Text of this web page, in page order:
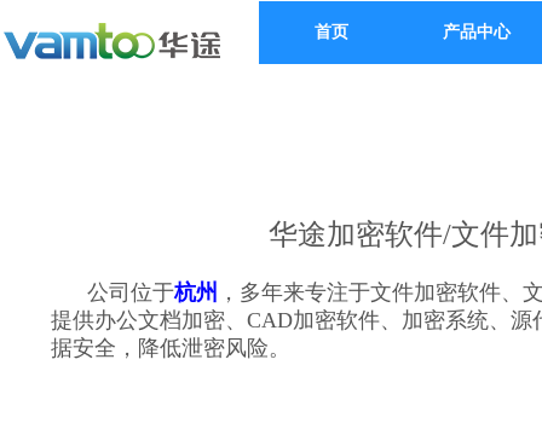
首页 产品中心
华途加密软件/文件
公司位于杭州 ，多年来专注于文件加密软件、
提供办公文档加密、CAD加密软件、加密系统、
据安全，降低泄密风险。